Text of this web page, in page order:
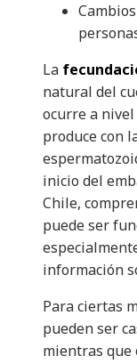
La
natural del
ocurre a nivel
produce con
inicio del
Chile,
puede ser
información
Para ciertas
pueden ser
mientras que